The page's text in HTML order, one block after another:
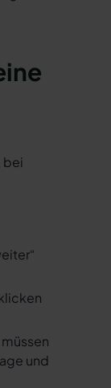
bei
und